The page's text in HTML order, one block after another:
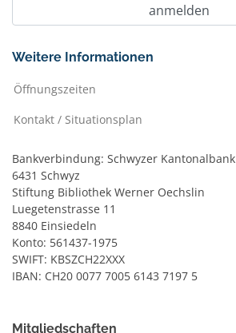
Weitere Informationen
Öffnungszeiten
Kontakt / Situationsplan
Bankverbindung: Schwyzer Kantonalbank
6431 Schwyz
Stiftung Bibliothek Werner Oechslin
Luegetenstrasse 11
8840 Einsiedeln
Konto: 561437-1975
SWIFT: KBSZCH22XXX
IBAN: CH20 0077 7005 6143 7197 5
Mitgliedschaften